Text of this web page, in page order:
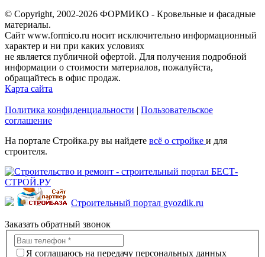
© Copyright, 2002-2026 ФОРМИКО - Кровельные и фасадные
материалы.
Сайт www.formico.ru носит исключительно информационный
характер и ни при каких условиях
не является публичной офертой. Для получения подробной
информации о стоимости материалов, пожалуйста,
обращайтесь в офис продаж.
Карта сайта
Политика конфиденциальности | Пользовательское
соглашение
На портале Стройка.ру вы найдете всё о стройке и для
строителя.
Строительный портал gvozdik.ru
Заказать обратный звонок
Я соглашаюсь на передачу персональных данных